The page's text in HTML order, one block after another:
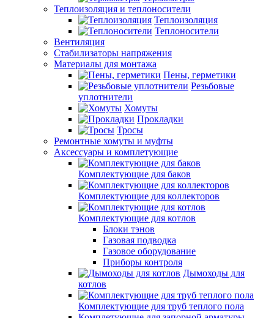
Теплоизоляция и теплоносители
Теплоизоляция
Теплоносители
Вентиляция
Стабилизаторы напряжения
Материалы для монтажа
Пены, герметики
Резьбовые
уплотнители
Хомуты
Прокладки
Тросы
Ремонтные хомуты и муфты
Аксессуары и комплетующие
Комплектующие для баков
Комплектующие для коллекторов
Комплектующие для котлов
Блоки тэнов
Газовая подводка
Газовое оборудование
Приборы контроля
Дымоходы для
котлов
Комплектующие для труб теплого пола